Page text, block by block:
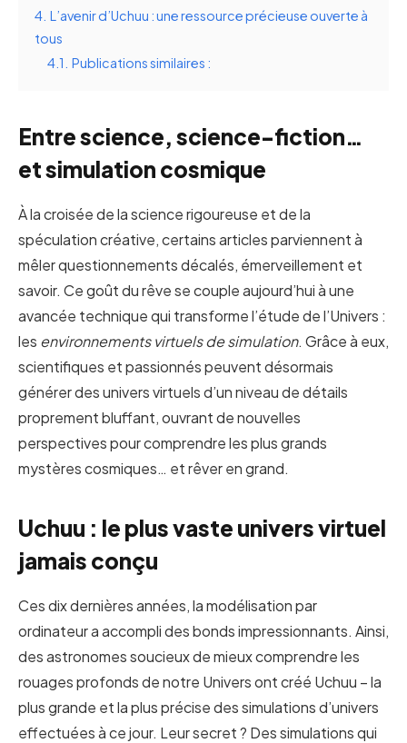
4. L’avenir d’Uchuu : une ressource précieuse ouverte à
tous
4.1. Publications similaires :
Entre science, science-fiction…
et simulation cosmique
À la croisée de la science rigoureuse et de la
spéculation créative, certains articles parviennent à
mêler questionnements décalés, émerveillement et
savoir. Ce goût du rêve se couple aujourd’hui à une
avancée technique qui transforme l’étude de l’Univers :
les environnements virtuels de simulation. Grâce à eux,
scientifiques et passionnés peuvent désormais
générer des univers virtuels d’un niveau de détails
proprement bluffant, ouvrant de nouvelles
perspectives pour comprendre les plus grands
mystères cosmiques… et rêver en grand.
Uchuu : le plus vaste univers virtuel
jamais conçu
Ces dix dernières années, la modélisation par
ordinateur a accompli des bonds impressionnants. Ainsi,
des astronomes soucieux de mieux comprendre les
rouages profonds de notre Univers ont créé Uchuu – la
plus grande et la plus précise des simulations d’univers
effectuées à ce jour. Leur secret ? Des simulations qui